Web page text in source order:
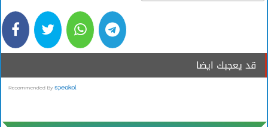
قد يعجبك ايضا